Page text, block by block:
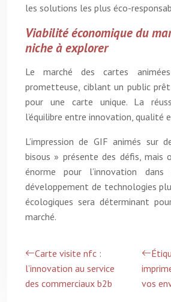
les solutions les plus éco-
Viabilité économique du
niche à explorer
Le marché des cartes
prometteuse, ciblant un public
pour une carte unique. La
l’équilibre entre innovation, qualité
L’impression de GIF animés sur
bisous » présente des défis,
énorme pour l’innovation
développement de technologies
écologiques sera déterminant
marché.
Carte visite nfc :
l’innovation au service
des commerciaux b2b
vos